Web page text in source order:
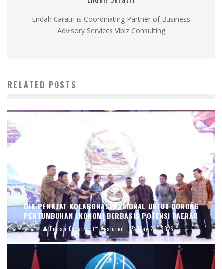
Endah Caratri is Coordinating Partner of Business
Advisory Services Vibiz Consulting
RELATED POSTS
OJK PERKUAT KOLABORASI NASIONAL UNTUK DORONG
PERTUMBUHAN EKONOMI BERBASIS POTENSI DAERAH
Endah Caratri Featured May 26, 2026